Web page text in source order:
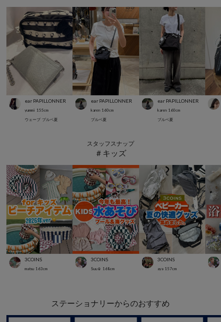
ear PAPILLONNER
yummi 155cm
ウェーブ ブルベ夏
ear PAPILLONNER
karen 160cm
ブルベ夏
ear PAPILLONNER
karen 160cm
ブルベ夏
スタッフスナップ
＃キッズ
3COINS
matsu 163cm
3COINS
Suu☺︎ 168cm
3COINS
aya 157cm
ステーショナリーからのおすすめ